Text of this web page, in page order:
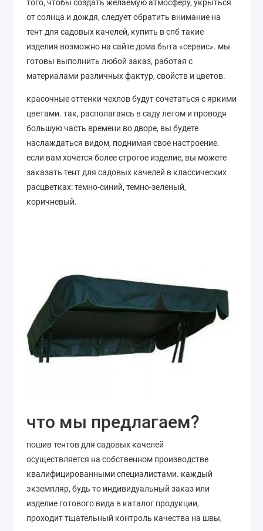
того, чтобы создать желаемую атмосферу, укрыться
от солнца и дождя, следует обратить внимание на
тент для садовых качелей, купить в спб такие
изделия возможно на сайте дома быта «сервис». мы
готовы выполнить любой заказ, работая с
материалами различных фактур, свойств и цветов.
красочные оттенки чехлов будут сочетаться с яркими
цветами. так, располагаясь в саду летом и проводя
большую часть времени во дворе, вы будете
наслаждаться видом, поднимая свое настроение.
если вам хочется более строгое изделие, вы можете
заказать тент для садовых качелей в классических
расцветках: темно-синий, темно-зеленый,
коричневый.
что мы предлагаем?
пошив тентов для садовых качелей
осуществляется на собственном производстве
квалифицированными специалистами. каждый
экземпляр, будь то индивидуальный заказ или
изделие готового вида в каталог продукции,
проходит тщательный контроль качества на швы,